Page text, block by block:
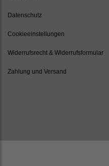
Datenschutz
Cookieeinstellungen
Widerrufsrecht & Widerrufsformular
Zahlung und Versand